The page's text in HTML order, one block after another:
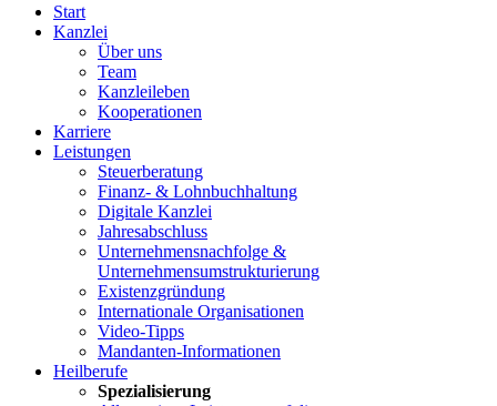
Start
Kanzlei
Über uns
Team
Kanzleileben
Kooperationen
Karriere
Leistungen
Steuerberatung
Finanz- & Lohnbuchhaltung
Digitale Kanzlei
Jahresabschluss
Unternehmensnachfolge &
Unternehmensumstrukturierung
Existenzgründung
Internationale Organisationen
Video-Tipps
Mandanten-Informationen
Heilberufe
Spezialisierung